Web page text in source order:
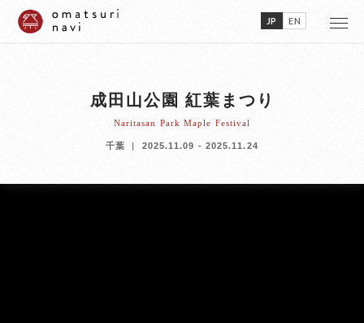
JP EN
成田山公園 紅葉まつり
Naritasan Park Maple Festival
千葉 2025.11.09 - 2025.11.24